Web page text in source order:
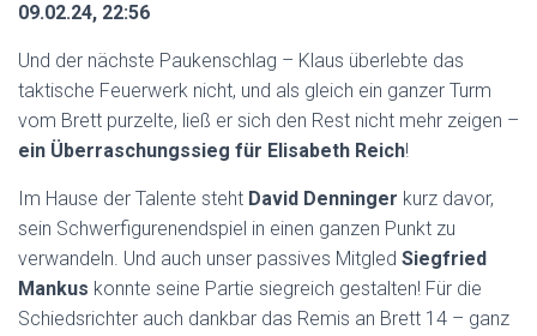
09.02.24, 22:56
Und der nächste Paukenschlag – Klaus überlebte das
taktische Feuerwerk nicht, und als gleich ein ganzer Turm
vom Brett purzelte, ließ er sich den Rest nicht mehr zeigen –
ein Überraschungssieg für Elisabeth Reich!
Im Hause der Talente steht David Denninger kurz davor,
sein Schwerfigurenendspiel in einen ganzen Punkt zu
verwandeln. Und auch unser passives Mitgled Siegfried
Mankus konnte seine Partie siegreich gestalten! Für die
Schiedsrichter auch dankbar das Remis an Brett 14 – ganz